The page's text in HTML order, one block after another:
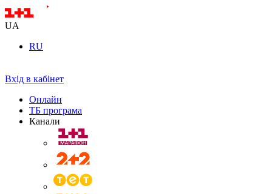
UA
RU
Вхід в кабінет
Онлайн
ТБ програма
Канали